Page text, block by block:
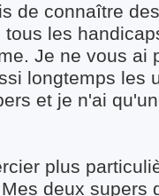
de connaître
les
Je ne vous ai
longtemps les
et je n'ai
plus
deux supers